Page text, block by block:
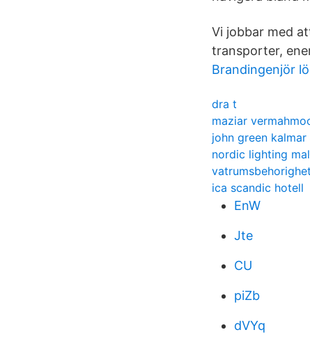
Vi jobbar med
transporter,
Brandingenjör
dra t
maziar
john green
nordic lighting
ica scandic hotell
EnW
Jte
CU
piZb
dVYq